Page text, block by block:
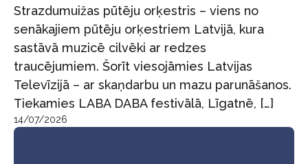
Strazdumuižas pūtēju orķestris – viens no
senākajiem pūtēju orķestriem Latvijā, kura
sastāvā muzicē cilvēki ar redzes
traucējumiem. Šorīt viesojāmies Latvijas
Televīzijā – ar skaņdarbu un mazu parunāšanos.
Tiekamies LABA DABA festivālā, Līgatnē, […]
14/07/2026